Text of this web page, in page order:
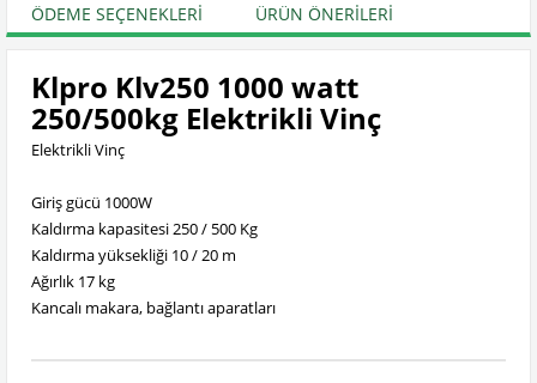
ÖDEME SEÇENEKLERI
ÜRÜN ÖNERILERI
Klpro Klv250 1000 watt
250/500kg Elektrikli Vinç
Elektrikli Vinç
Giriş gücü 1000W
Kaldırma kapasitesi 250 / 500 Kg
Kaldırma yüksekliği 10 / 20 m
Ağırlık 17 kg
Kancalı makara, bağlantı aparatları